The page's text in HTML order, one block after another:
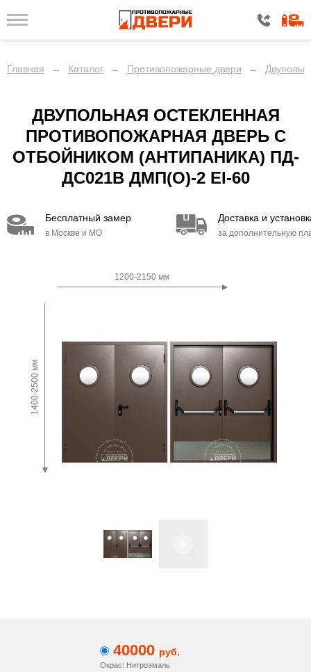
Главная → Каталог → Противопожарные двери →
ДВУПОЛЬНАЯ ОСТЕКЛЕННАЯ
ПРОТИВОПОЖАРНАЯ ДВЕРЬ С
ОТБОЙНИКОМ (АНТИПАНИКА) ПД-
ДС021B ДМП(О)-2 EI-60
Бесплатный замер
в Москве и МО
Доставка и
за дополнительную
1200-2150 мм
1400-2500 мм
40000 руб.
Окрас: Нитроэмаль